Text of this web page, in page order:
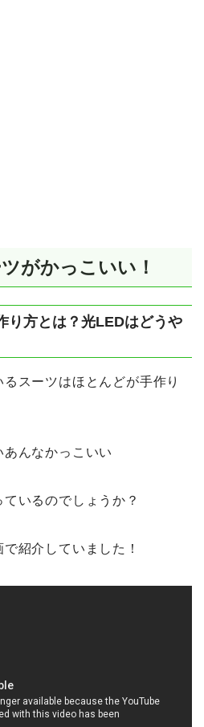
がかっこいい！
り方とは？光LEDはどうや
スーツはほとんどが手作り
んなかっこいい
いるのでしょうか？
紹介していました！